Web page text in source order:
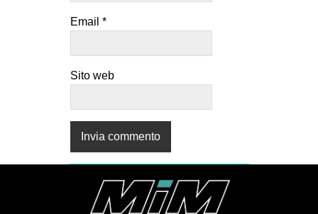
Email *
Sito web